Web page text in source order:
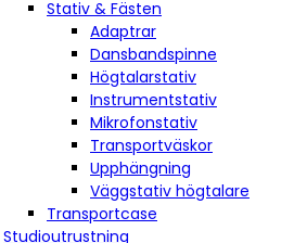
Stativ & Fästen
Adaptrar
Dansbandspinne
Högtalarstativ
Instrumentstativ
Mikrofonstativ
Transportväskor
Upphängning
Väggstativ högtalare
Transportcase
Studioutrustning